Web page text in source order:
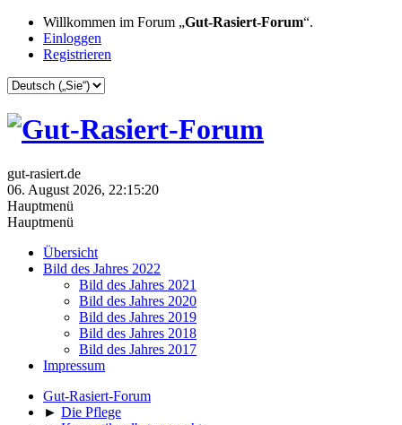
Willkommen im Forum „Gut-Rasiert-Forum“.
Einloggen
Registrieren
gut-rasiert.de
06. August 2026, 22:15:20
Hauptmenü
Hauptmenü
Übersicht
Bild des Jahres 2022
Bild des Jahres 2021
Bild des Jahres 2020
Bild des Jahres 2019
Bild des Jahres 2018
Bild des Jahres 2017
Impressum
Gut-Rasiert-Forum
► Die Pflege